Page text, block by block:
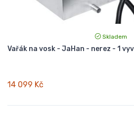
Skladem
Vařák na vosk - JaHan - nerez - 1
14 099 Kč